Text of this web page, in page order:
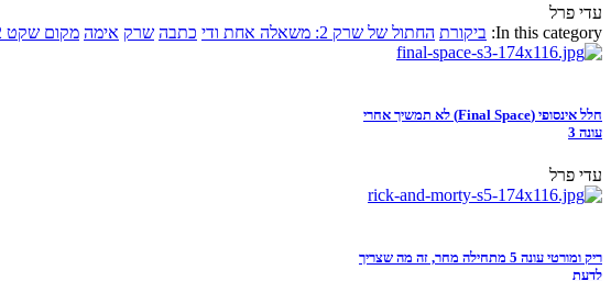
עדי פרל
In this category: ביקורת החתול של שרק 2: משאלה אחת ודי כתבה שרק אימה מקום שקט 2
חלל אינסופי (Final Space) לא תמשיך אחרי
עונה 3
עדי פרל
ריק ומורטי עונה 5 מתחילה מחר, זה מה שצריך
לדעת